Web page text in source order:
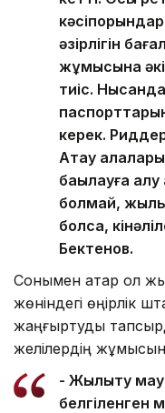
әзірлігін
жұмысына
тиіс.
керек.
Ақтау
бақылауға
болмай,
болса,
Бектенов.
Сонымен қатар ол
жөніндегі өңірлік
жаңғыртуды
желілердің жұмысын
- Жылыту
белгіленген